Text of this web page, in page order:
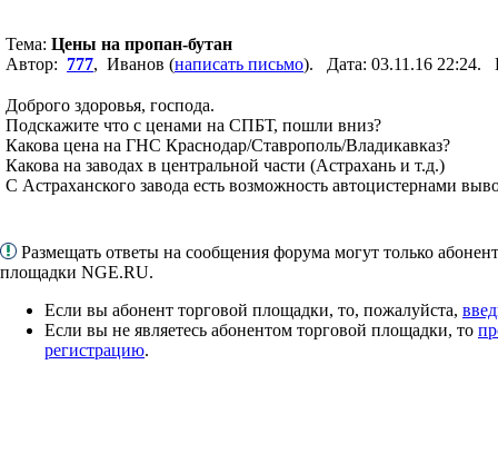
Тема: Цены на пропан-бутан
Автор: 777, Иванов (написать письмо). Дата: 03.11.16
Доброго здоровья, господа.
Подскажите что с ценами на СПБТ, пошли вниз?
Какова цена на ГНС Краснодар/Ставрополь/Владикавказ?
Какова на заводах в центральной части (Астрахань и т.д.)
С Астраханского завода есть возможность автоцистернами
Размещать ответы на сообщения форума могут только
площадки NGE.RU.
Если вы абонент торговой площадки, то, пожалуйста,
Если вы не являетесь абонентом торговой площадки, то
регистрацию.